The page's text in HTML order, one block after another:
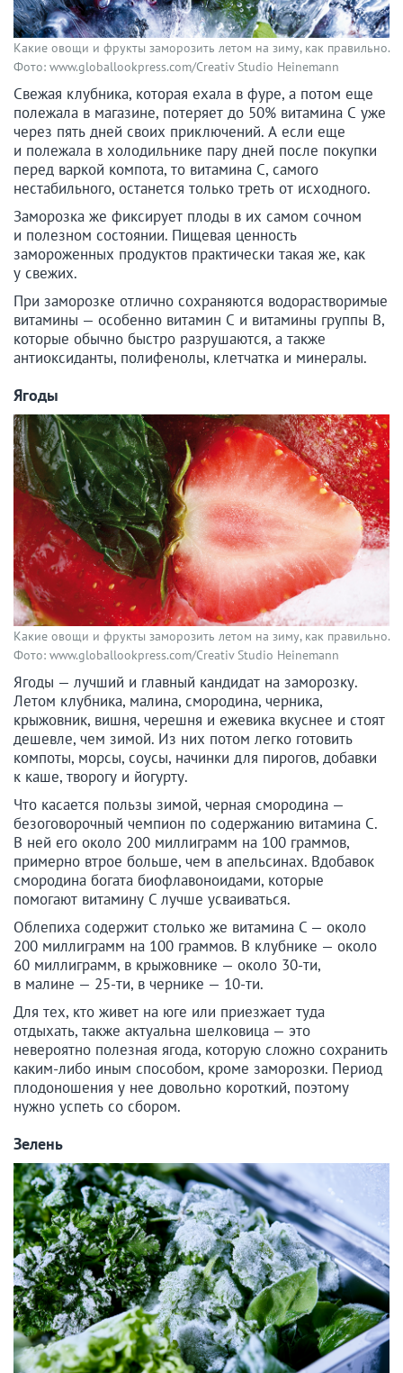
Какие овощи и фрукты заморозить летом на зиму, как правильно.
Фото: www.globallookpress.com/Creativ Studio Heinemann
Свежая клубника, которая ехала в фуре, а потом еще
полежала в магазине, потеряет до 50% витамина С уже
через пять дней своих приключений. А если еще
и полежала в холодильнике пару дней после покупки
перед варкой компота, то витамина С, самого
нестабильного, останется только треть от исходного.
Заморозка же фиксирует плоды в их самом сочном
и полезном состоянии. Пищевая ценность
замороженных продуктов практически такая же, как
у свежих.
При заморозке отлично сохраняются водорастворимые
витамины — особенно витамин С и витамины группы В,
которые обычно быстро разрушаются, а также
антиоксиданты, полифенолы, клетчатка и минералы.
Ягоды
Какие овощи и фрукты заморозить летом на зиму, как правильно.
Фото: www.globallookpress.com/Creativ Studio Heinemann
Ягоды — лучший и главный кандидат на заморозку.
Летом клубника, малина, смородина, черника,
крыжовник, вишня, черешня и ежевика вкуснее и стоят
дешевле, чем зимой. Из них потом легко готовить
компоты, морсы, соусы, начинки для пирогов, добавки
к каше, творогу и йогурту.
Что касается пользы зимой, черная смородина —
безоговорочный чемпион по содержанию витамина C.
В ней его около 200 миллиграмм на 100 граммов,
примерно втрое больше, чем в апельсинах. Вдобавок
смородина богата биофлавоноидами, которые
помогают витамину C лучше усваиваться.
Облепиха содержит столько же витамина C — около
200 миллиграмм на 100 граммов. В клубнике — около
60 миллиграмм, в крыжовнике — около 30-ти,
в малине — 25-ти, в чернике — 10-ти.
Для тех, кто живет на юге или приезжает туда
отдыхать, также актуальна шелковица — это
невероятно полезная ягода, которую сложно сохранить
каким-либо иным способом, кроме заморозки. Период
плодоношения у нее довольно короткий, поэтому
нужно успеть со сбором.
Зелень